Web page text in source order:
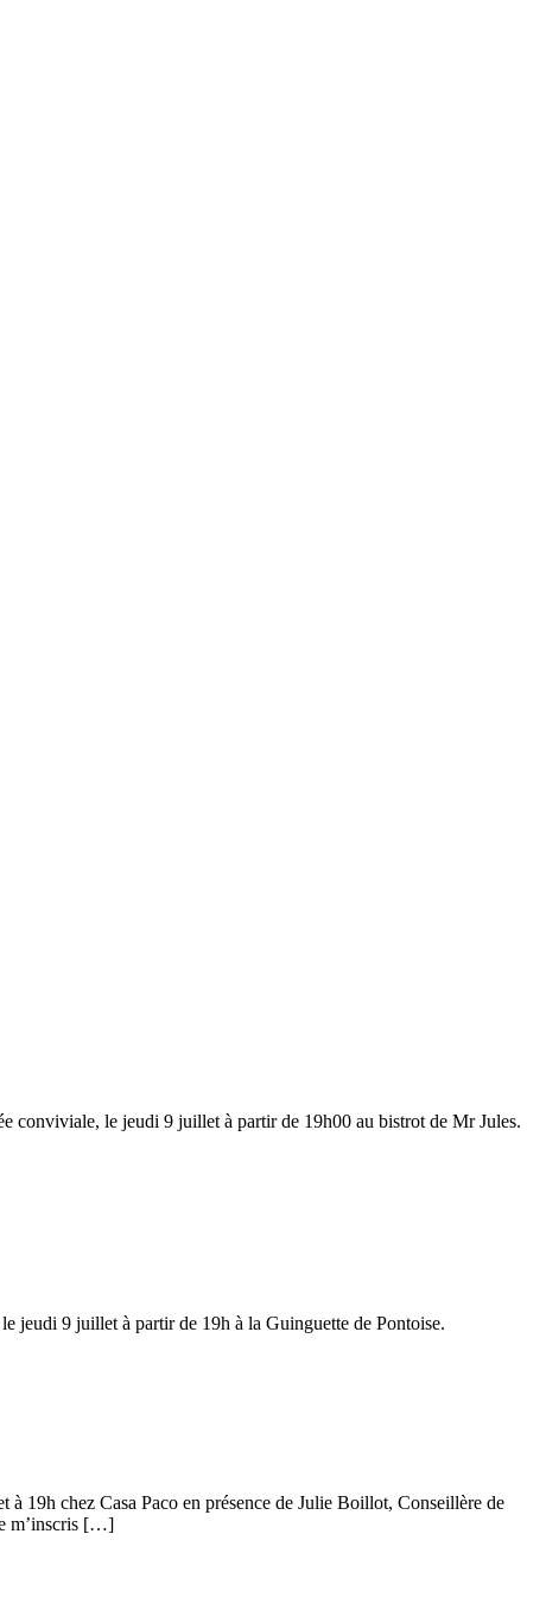
conviviale, le jeudi 9 juillet à partir de 19h00 au bistrot de Mr Jules.
jeudi 9 juillet à partir de 19h à la Guinguette de Pontoise.
19h chez Casa Paco en présence de Julie Boillot, Conseillère de
m’inscris […]